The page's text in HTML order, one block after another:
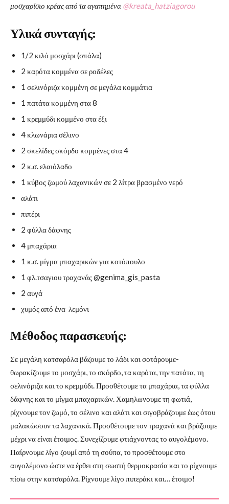
μοσχαρίσιο κρέας από τα αγαπημένα @kreata_hatziagorou
Υλικά συνταγής:
1/2 κιλό μοσχάρι (σπάλα)
2 καρότα κομμένα σε ροδέλες
1 σελινόριζα κομμένη σε μεγάλα κομμάτια
1 πατάτα κομμένη στα 8
1 κρεμμύδι κομμένο στα έξι
4 κλωνάρια σέλινο
2 σκελίδες σκόρδο κομμένες στα 4
2 κ.σ. ελαιόλαδο
1 κύβος ζωμού λαχανικών σε 2 λίτρα βρασμένο νερό
αλάτι
πιπέρι
2 φύλλα δάφνης
4 μπαχάρια
1 κ.σ. μίγμα μπαχαρικών για κοτόπουλο
1 φλ.τσαγιου τραχανάς @genima_gis_pasta
2 αυγά
χυμός από ένα λεμόνι
Μέθοδος παρασκευής:
Σε μεγάλη κατσαρόλα βάζουμε το λάδι και σοτάρουμε-
θωρακίζουμε το μοσχάρι, το σκόρδο, τα καρότα, την πατάτα, τη
σελινόριζα και το κρεμμύδι. Προσθέτουμε τα μπαχάρια, τα φύλλα
δάφνης και το μίγμα μπαχαρικών. Χαμηλωνουμε τη φωτιά,
ρίχνουμε τον ζωμό, το σέλινο και αλάτι και σιγοβράζουμε έως ότου
μαλακώσουν τα λαχανικά. Προσθέτουμε τον τραχανά και βράζουμε
μέχρι να είναι έτοιμος. Συνεχίζουμε φτιάχνοντας το αυγολέμονο.
Παίρνουμε λίγο ζουμί από τη σούπα, το προσθέτουμε στο
αυγολέμονο ώστε να έρθει στη σωστή θερμοκρασία και το ρίχνουμε
πίσω στην κατσαρόλα. Ρίχνουμε λίγο πιπεράκι και… έτοιμο!